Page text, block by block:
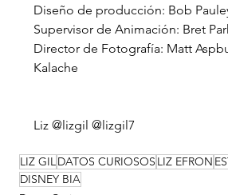
Diseño de producción: Bob
Supervisor de Animación: Bret
Director de Fotografía: Matt
Kalache
Liz @lizgil @lizgil7
LIZ GILDATOS CURIOSOS LIZ EFRON
DISNEY BIA